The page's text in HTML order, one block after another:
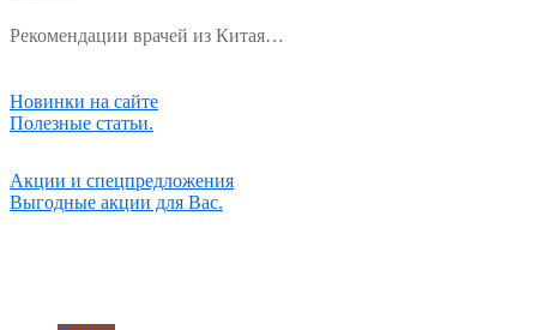
Рекомендации врачей из Китая…
Новинки на сайте
Полезные статьи.
Акции и спецпредложения
Выгодные акции для Вас.